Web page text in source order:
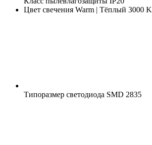
Цвет свечения Warm | Тёплый 3000 K
Типоразмер светодиода SMD 2835